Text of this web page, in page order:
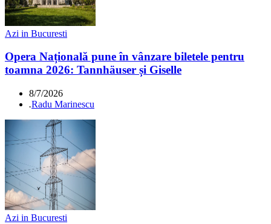
Azi in Bucuresti
Opera Națională pune în vânzare biletele pentru
toamna 2026: Tannhäuser și Giselle
8/7/2026
.Radu Marinescu
Azi in Bucuresti